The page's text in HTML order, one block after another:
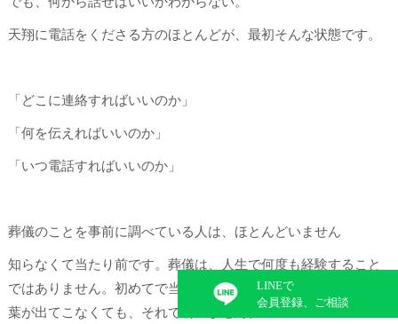
天翔に電話をくださる方のほとんどが、最初そんな状態です。
「どこに連絡すればいいのか」
「何を伝えればいいのか」
「いつ電話すればいいのか」
葬儀のことを事前に調べている人は、ほとんどいません
知らなくて当たり前です。葬儀は、人生で何度も経験すること
ではありません。初めてで当然です。うまく話せなくても、言
葉が出てこなくても、それで構いません。
LINEで
会員登録、ご相談